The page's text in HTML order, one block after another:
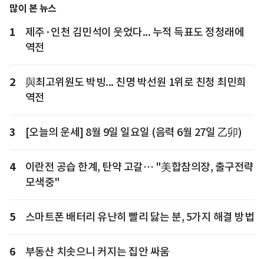
많이 본 뉴스
1
제주·인천 김민석이 웃었다... 누적 득표도 정청래에
역전
2
與최고위원도 박빙... 친명 박선원 1위로 친청 최민희
역전
3 [오늘의 운세] 8월 9일 일요일 (음력 6월 27일 乙卯)
4
이란전 공습 한계, 탄약 고갈… "美합참의장, 출구전략
모색중"
5 스마트폰 배터리 유난히 빨리 닳는 분, 5가지 해결 방법
6 부동산 치솟으니 커지는 집안 싸움